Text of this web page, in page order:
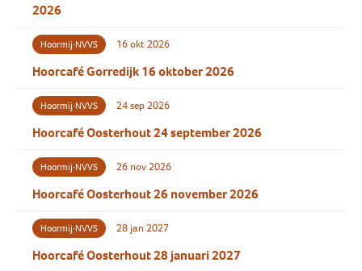
2026
Hoormij∙NVVS 16 okt 2026
Hoorcafé Gorredijk 16 oktober 2026
Hoormij∙NVVS 24 sep 2026
Hoorcafé Oosterhout 24 september 2026
Hoormij∙NVVS 26 nov 2026
Hoorcafé Oosterhout 26 november 2026
Hoormij∙NVVS 28 jan 2027
Hoorcafé Oosterhout 28 januari 2027